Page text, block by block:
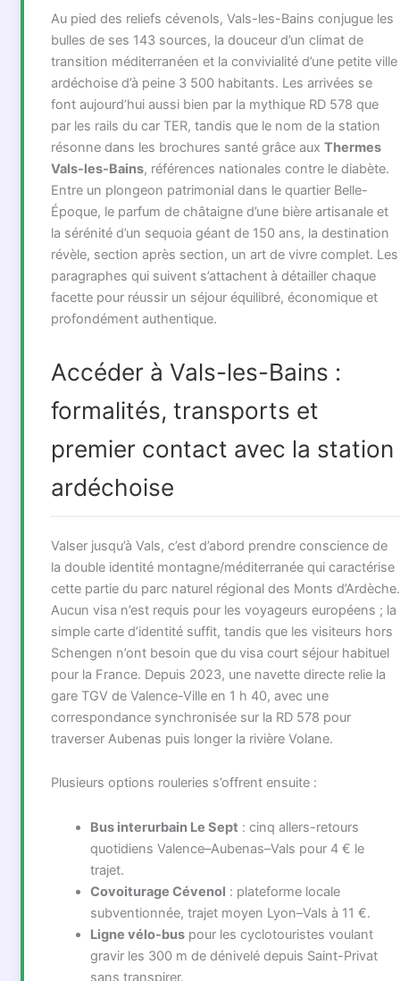
Au pied des reliefs cévenols, Vals-les-Bains conjugue les
bulles de ses 143 sources, la douceur d’un climat de
transition méditerranéen et la convivialité d’une petite ville
ardéchoise d’à peine 3 500 habitants. Les arrivées se
font aujourd’hui aussi bien par la mythique RD 578 que
par les rails du car TER, tandis que le nom de la station
résonne dans les brochures santé grâce aux Thermes
Vals-les-Bains, références nationales contre le diabète.
Entre un plongeon patrimonial dans le quartier Belle-
Époque, le parfum de châtaigne d’une bière artisanale et
la sérénité d’un sequoia géant de 150 ans, la destination
révèle, section après section, un art de vivre complet. Les
paragraphes qui suivent s’attachent à détailler chaque
facette pour réussir un séjour équilibré, économique et
profondément authentique.
Accéder à Vals-les-Bains :
formalités, transports et
premier contact avec la station
ardéchoise
Valser jusqu’à Vals, c’est d’abord prendre conscience de
la double identité montagne/méditerranée qui caractérise
cette partie du parc naturel régional des Monts d’Ardèche.
Aucun visa n’est requis pour les voyageurs européens ; la
simple carte d’identité suffit, tandis que les visiteurs hors
Schengen n’ont besoin que du visa court séjour habituel
pour la France. Depuis 2023, une navette directe relie la
gare TGV de Valence-Ville en 1 h 40, avec une
correspondance synchronisée sur la RD 578 pour
traverser Aubenas puis longer la rivière Volane.
Plusieurs options rouleries s’offrent ensuite :
Bus interurbain Le Sept : cinq allers-retours
quotidiens Valence–Aubenas–Vals pour 4 € le
trajet.
Covoiturage Cévenol : plateforme locale
subventionnée, trajet moyen Lyon–Vals à 11 €.
Ligne vélo-buspour les cyclotouristes voulant
gravir les 300 m de dénivelé depuis Saint-Privat
sans transpirer.